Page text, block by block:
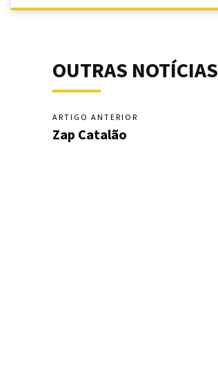
OUTRAS NOTÍCIAS
ARTIGO ANTERIOR
Zap Catalão